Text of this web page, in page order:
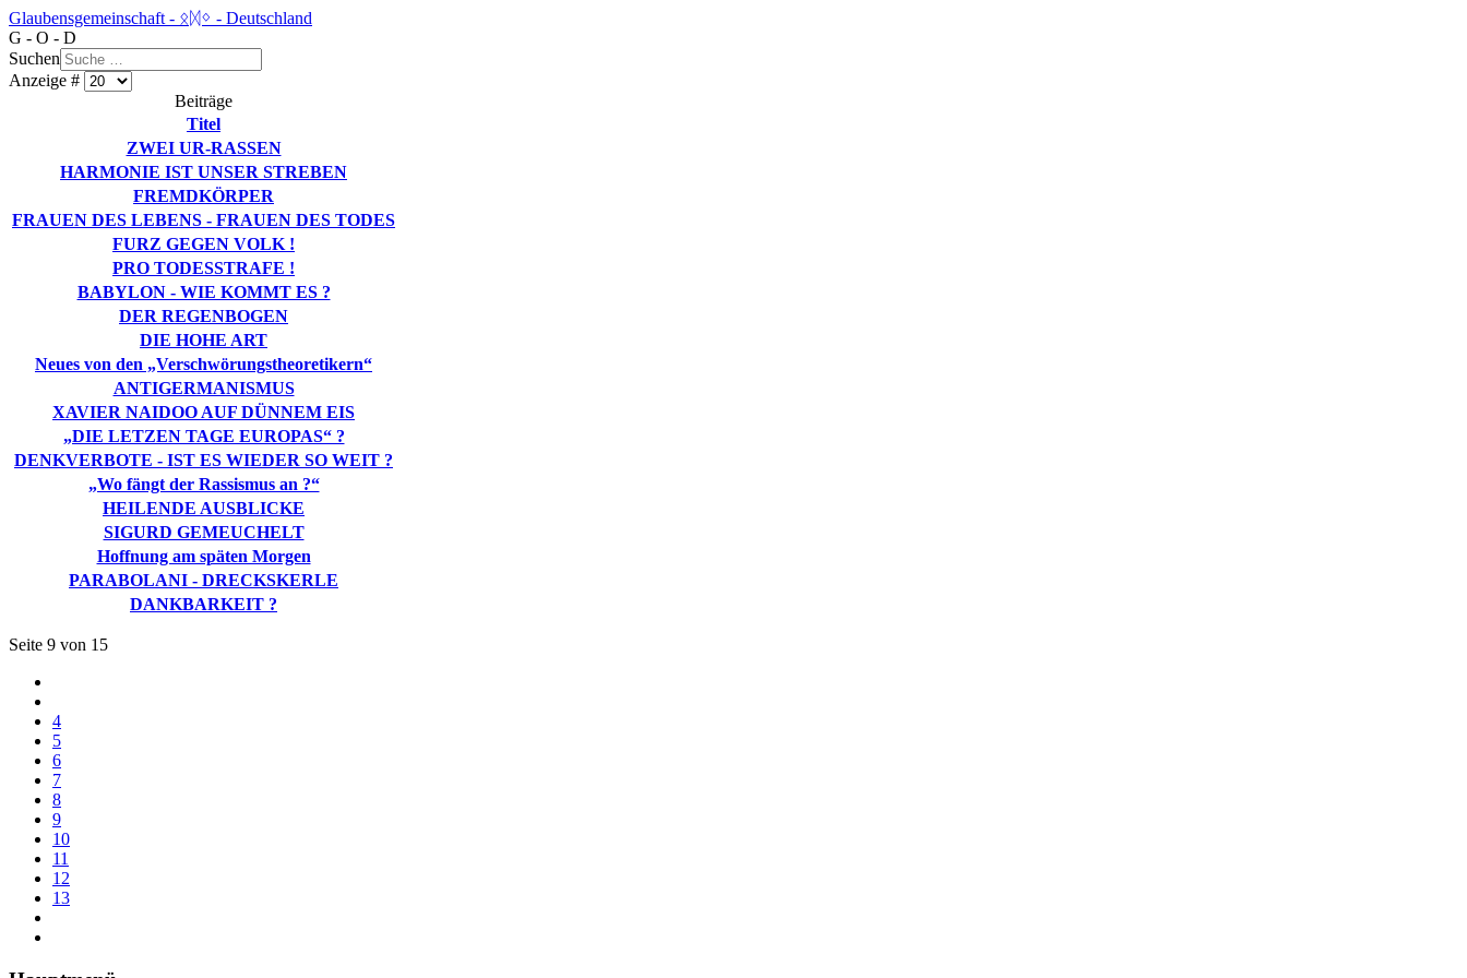
Glaubensgemeinschaft - ᛟᛞᛜ - Deutschland
G - O - D
Suchen
Anzeige #
Beiträge
Titel
ZWEI UR-RASSEN
HARMONIE IST UNSER STREBEN
FREMDKÖRPER
FRAUEN DES LEBENS - FRAUEN DES TODES
FURZ GEGEN VOLK !
PRO TODESSTRAFE !
BABYLON - WIE KOMMT ES ?
DER REGENBOGEN
DIE HOHE ART
Neues von den „Verschwörungstheoretikern“
ANTIGERMANISMUS
XAVIER NAIDOO AUF DÜNNEM EIS
„DIE LETZEN TAGE EUROPAS“ ?
DENKVERBOTE - IST ES WIEDER SO WEIT ?
„Wo fängt der Rassismus an ?“
HEILENDE AUSBLICKE
SIGURD GEMEUCHELT
Hoffnung am späten Morgen
PARABOLANI - DRECKSKERLE
DANKBARKEIT ?
Seite 9 von 15
4
5
6
7
8
9
10
11
12
13